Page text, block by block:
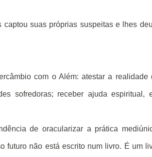
captou suas próprias suspeitas e lhes
com o Além: atestar a realidade
sofredoras; receber ajuda espiritual,
de oracularizar a prática
futuro não está escrito num livro. É um